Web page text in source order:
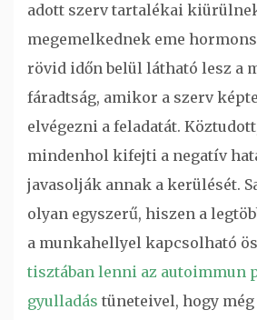
adott szerv tartalékai
megemelkednek eme
rövid időn belül látható lesz a
fáradtság, amikor a szerv
elvégezni a feladatát.
mindenhol kifejti a negatív
javasolják annak a kerülését.
olyan egyszerű, hiszen a
a munkahellyel kapcsolható
tisztában lenni az autoimmun
gyulladás tüneteivel, hogy